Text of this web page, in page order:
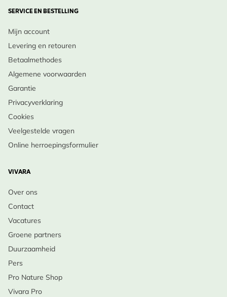
SERVICE EN BESTELLING
Mijn account
Levering en retouren
Betaalmethodes
Algemene voorwaarden
Garantie
Privacyverklaring
Cookies
Veelgestelde vragen
Online herroepingsformulier
VIVARA
Over ons
Contact
Vacatures
Groene partners
Duurzaamheid
Pers
Pro Nature Shop
Vivara Pro